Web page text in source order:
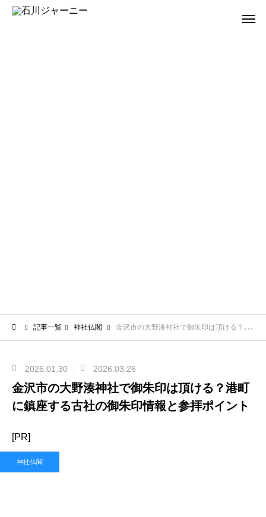
記事一覧 神社仏閣 金沢市の大野湊神社で御朱印は頂ける？港町に鎮座する古社の御朱印情報と参拝ポイント
2026.01.30 2026.03.26
金沢市の大野湊神社で御朱印は頂ける？港町
に鎮座する古社の御朱印情報と参拝ポイント
[PR]
神社仏閣